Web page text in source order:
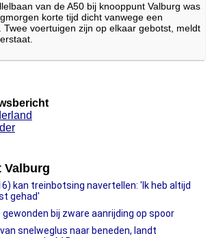
van de A50 bij knooppunt Valburg was
korte tijd dicht vanwege een
Twee voertuigen zijn op elkaar gebotst, meldt
Valburg
kan treinbotsing navertellen: 'Ik heb altijd
gehad'
gewonden bij zware aanrijding op spoor
snelweglus naar beneden, landt